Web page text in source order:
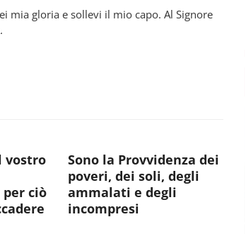
mia gloria e sollevi il mio capo. Al Signore
vostro
per ciò
Sono la Provvidenza dei
poveri, dei soli, degli
ammalati e degli
incompresi